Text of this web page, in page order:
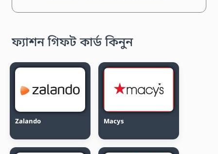
ফ্যাশন গিফট কার্ড কিনুন
Zalando Macys